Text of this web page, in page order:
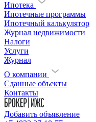
Ипотека
Ипотечные программы
Ипотечный калькулятор
Журнал недвижимости
Налоги
Услуги
Журнал
О компании
Сданные объекты
Контакты
Добавить объявление